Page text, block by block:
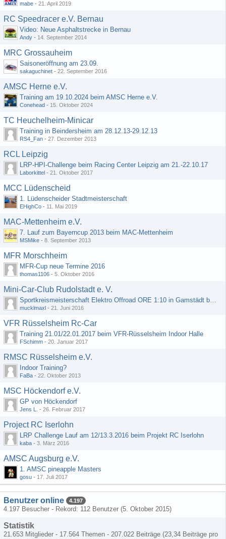
mabe - 21. April 2019
RC Speedracer e.V. Bernau
Video: Neue Asphaltstrecke in Bernau
Andy - 14. September 2014
MRC Grossauheim
Saisoneröffnung am 23.09.
sakaguchinet - 22. September 2016
AMSC Herne e.V.
Training am 19.10.2024 beim AMSC Herne e.V.
Conehead - 15. Oktober 2024
TC Heuchelheim-Minicar
Training in Beindersheim am 28.12.13-29.12.13
RS4_Fan - 27. Dezember 2013
RCL Leipzig
LRP-HPI-Challenge beim Racing Center Leipzig am 21.-22.10.17
Laborkittel - 21. Oktober 2017
MCC Lüdenscheid
1. Lüdenscheider Stadtmeisterschaft
EHighCo - 11. Mai 2019
MAC-Mettenheim e.V.
7. Lauf zum Bayerncup 2013 beim MAC-Mettenheim
MSMike - 8. September 2013
MFR Morschheim
MFR-Cup neue Termine 2016
thomas1106 - 5. Oktober 2016
Mini-Car-Club Rudolstadt e. V.
Sportkreismeisterschaft Elektro Offroad ORE 1:10 in Gamstädt bei Erfurt, Outdoor mit Indoor Ausweichmöglichkeit!!!
mucklmaxl - 21. Juni 2016
VFR Rüsselsheim Rc-Car
Training 21.01/22.01.2017 beim VFR-Rüsselsheim Indoor Halle
FSchimm - 20. Januar 2017
RMSC Rüsselsheim e.V.
Indoor Training?
FaBa - 22. Oktober 2013
MSC Höckendorf e.V.
GP von Höckendorf
Jens L. - 26. Februar 2017
Project RC Iserlohn
LRP Challenge Lauf am 12/13.3.2016 beim Projekt RC Iserlohn
kaba - 3. März 2016
AMSC Augsburg e.V.
1. AMSC pineapple Masters
gosu - 17. Juli 2017
Benutzer online 4.197
4.197 Besucher - Rekord: 112 Benutzer (5. Oktober 2015)
Statistik
21.653 Mitglieder - 17.564 Themen - 207.022 Beiträge (23,34 Beiträge pro